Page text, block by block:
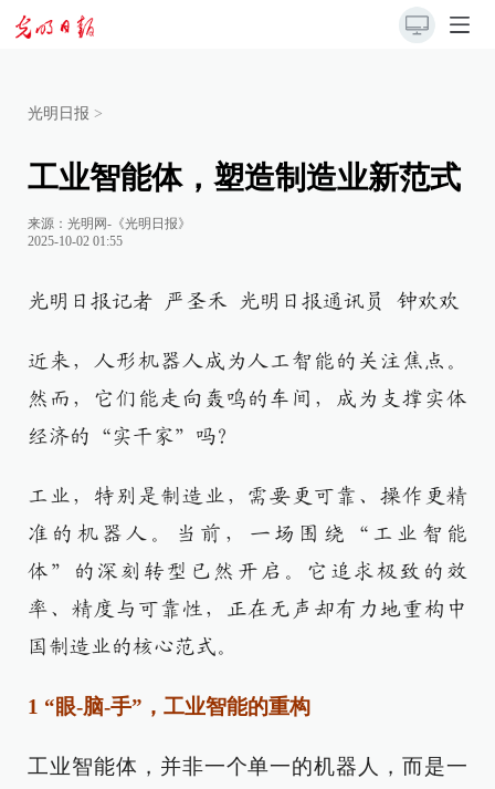
光明日报 >
工业智能体，塑造制造业新范式
来源： 光明网-《光明日报》
2025-10-02 01:55
光明日报记者 严圣禾 光明日报通讯员 钟欢欢
近来，人形机器人成为人工智能的关注焦点。
然而，它们能走向轰鸣的车间，成为支撑实体
经济的“实干家”吗？
工业，特别是制造业，需要更可靠、操作更精
准的机器人。当前，一场围绕“工业智能
体”的深刻转型已然开启。它追求极致的效
率、精度与可靠性，正在无声却有力地重构中
国制造业的核心范式。
1 “眼-脑-手”，工业智能的重构
工业智能体，并非一个单一的机器人，而是一